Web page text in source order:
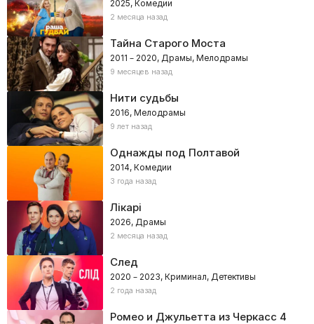
2025, Комедии
2 месяца назад
Тайна Старого Моста
2011 – 2020, Драмы, Мелодрамы
9 месяцев назад
Нити судьбы
2016, Мелодрамы
9 лет назад
Однажды под Полтавой
2014, Комедии
3 года назад
Лікарі
2026, Драмы
2 месяца назад
След
2020 – 2023, Криминал, Детективы
2 года назад
Ромео и Джульетта из Черкасс 4